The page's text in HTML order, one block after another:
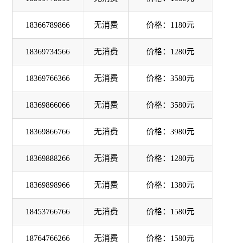
18366789866 无消费 价格：1180元
18369734566 无消费 价格：1280元
18369766366 无消费 价格：3580元
18369866066 无消费 价格：3580元
18369866766 无消费 价格：3980元
18369888266 无消费 价格：1280元
18369898966 无消费 价格：1380元
18453766766 无消费 价格：1580元
18764766266 无消费 价格：1580元